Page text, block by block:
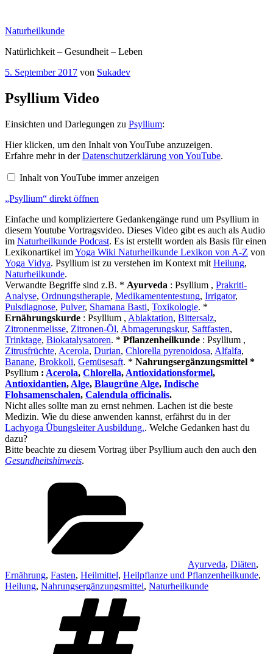
springen
Naturheilkunde
Natürlichkeit – Gesundheit – Leben
Veröffentlicht
5. September 2017 von Sukadev
Psyllium Video
Einsichten und Darlegungen zu Psyllium:
„Psyllium“
von
YouTube
Hier klicken, um den Inhalt von YouTube anzuzeigen.
Erfahre mehr in derDatenschutzerklärung von YouTube.
Inhalt von YouTube immer anzeigen
„Psyllium“ direkt öffnen
Einfache und kompliziertere Gedankengänge rund um Psyllium in
diesem Youtube Vortragsvideo. Dieses Video gibt es auch als Audio
im Naturheilkunde Podcast. Es ist erstellt worden als Basis für einen
Lexikonartikel imYoga Wiki Naturheilkunde Lexikon von A-Z von
Yoga Vidya. Psyllium ist zu verstehen im Kontext mit Heilung,
Naturheilkunde.
Verwandte Begriffe sind z.B. * Ayurveda : Psyllium , Prakriti-
Analyse, Ordnungstherapie, Medikamententestung, Irrigator,
Pulsdiagnose, Pulver, Shamana Basti, Toxikologie. *
Ernährungskurde : Psyllium , Ablaktation, Bittersalz,
Zitronenmelisse, Zitronen-Öl, Abmagerungskur, Saftfasten,
Trinktage, Biokatalysatoren. * Pflanzenheilkunde : Psyllium ,
Zitrusfrüchte, Acerola, Durian, Chlorella pyrenoidosa, Alfalfa,
Banane, Brokkoli, Gemüsesaft. * Nahrungsergänzungsmittel *
Psyllium : Acerola, Chlorella, Antioxidationsformel,
Antioxidantien, Alge, Blaugrüne Alge, Indische
Flohsamenschalen, Calendula officinalis.
Nicht alles sollte man zu ernst nehmen. Lachen ist die beste
Medizin. Wie du diese anwenden kannst, erfährst du in der
Lachyoga Übungsleiter Ausbildung.. Welche Gedanken hast du
dazu?
Bitte beachte zu diesem Vortrag über Psyllium auch den auch den
Gesundheitshinweis.
Ayurveda, Diäten,
Ernährung, Fasten, Heilmittel, Heilpflanze und Pflanzenheilkunde,
Heilung, Nahrungsergänzungsmittel, Naturheilkunde